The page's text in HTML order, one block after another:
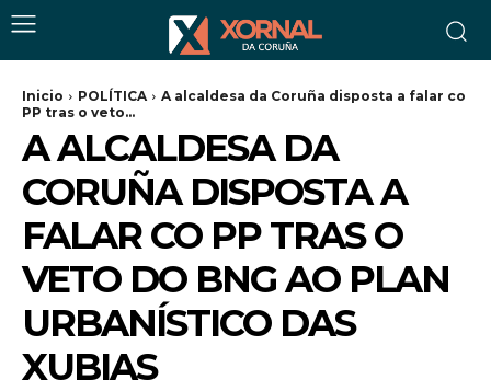
Inicio POLÍTICA
A alcaldesa da Coruña disposta a falar co
PP tras o veto...
A ALCALDESA DA
CORUÑA DISPOSTA A
FALAR CO PP TRAS O
VETO DO BNG AO PLAN
URBANÍSTICO DAS
XUBIAS